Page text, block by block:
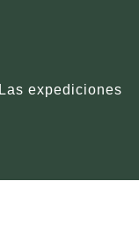
Las expediciones